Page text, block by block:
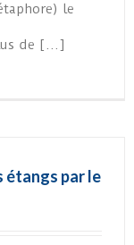
le
de […]
étangs par le